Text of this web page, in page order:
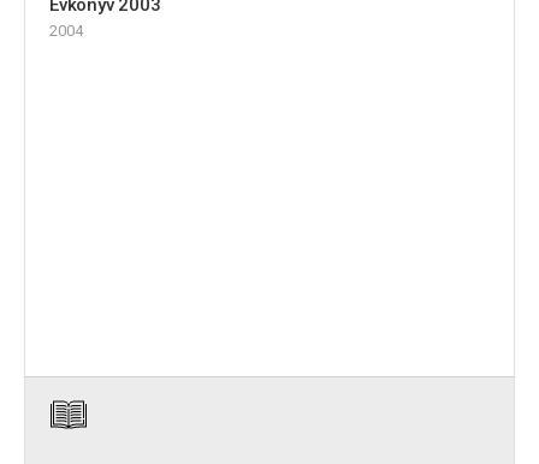
Évkönyv 2003
2004